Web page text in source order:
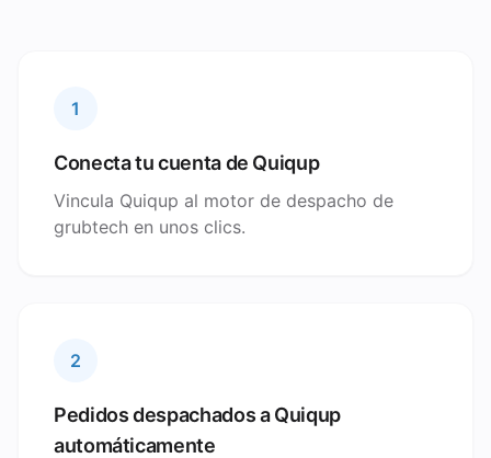
1
Conecta tu cuenta de Quiqup
Vincula Quiqup al motor de despacho de
grubtech en unos clics.
2
Pedidos despachados a Quiqup
automáticamente